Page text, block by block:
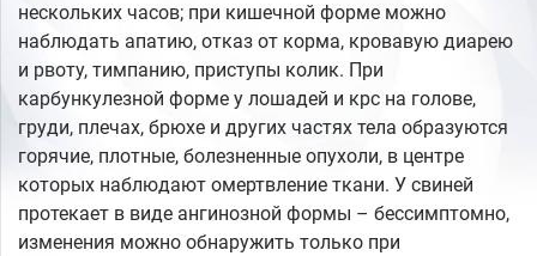
нескольких часов; при кишечной форме можно
наблюдать апатию, отказ от корма, кровавую диарею
и рвоту, тимпанию, приступы колик. При
карбункулезной форме у лошадей и крс на голове,
груди, плечах, брюхе и других частях тела образуются
горячие, плотные, болезненные опухоли, в центре
которых наблюдают омертвление ткани. У свиней
протекает в виде ангинозной формы – бессимптомно,
изменения можно обнаружить только при